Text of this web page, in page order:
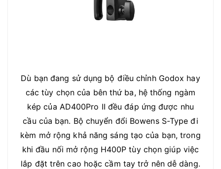
Dù bạn đang sử dụng bộ điều chỉnh Godox hay
các tùy chọn của bên thứ ba, hệ thống ngàm
kép của AD400Pro II đều đáp ứng được nhu
cầu của bạn. Bộ chuyển đổi Bowens S-Type đi
kèm mở rộng khả năng sáng tạo của bạn, trong
khi đầu nối mở rộng H400P tùy chọn giúp việc
lắp đặt trên cao hoặc cầm tay trở nên dễ dàng.